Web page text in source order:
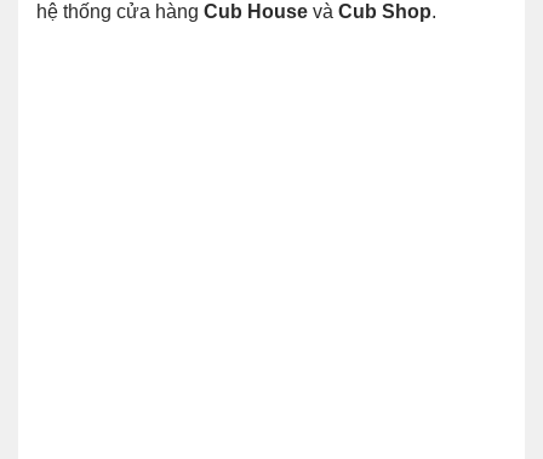
hệ thống cửa hàng Cub House và Cub Shop.